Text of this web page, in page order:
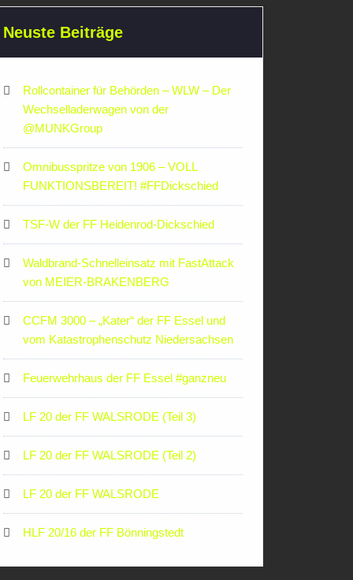
Neuste Beiträge
Rollcontainer für Behörden – WLW – Der
Wechselladerwagen von der
‪@MUNKGroup‬
Omnibusspritze von 1906 – VOLL
FUNKTIONSBEREIT! #FFDickschied
TSF-W der FF Heidenrod-Dickschied
Waldbrand-Schnelleinsatz mit FastAttack
von MEIER-BRAKENBERG
CCFM 3000 – „Kater“ der FF Essel und
vom Katastrophenschutz Niedersachsen
Feuerwehrhaus der FF Essel #ganzneu
LF 20 der FF WALSRODE (Teil 3)
LF 20 der FF WALSRODE (Teil 2)
LF 20 der FF WALSRODE
HLF 20/16 der FF Bönningstedt